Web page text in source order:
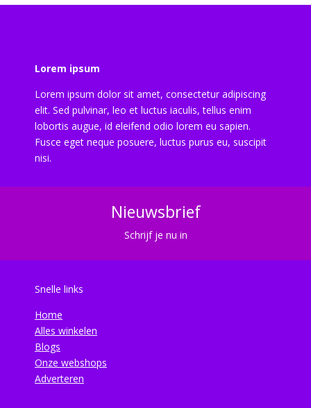
Lorem ipsum
Lorem ipsum dolor sit amet, consectetur adipiscing
elit. Sed pulvinar, leo et luctus iaculis, tellus enim
lobortis augue, id eleifend odio lorem eu sapien.
Fusce eget neque posuere, luctus purus eu, suscipit
nisi.
Nieuwsbrief
Schrijf je nu in
Snelle links
Home
Alles winkelen
Blogs
Onze webshops
Adverteren